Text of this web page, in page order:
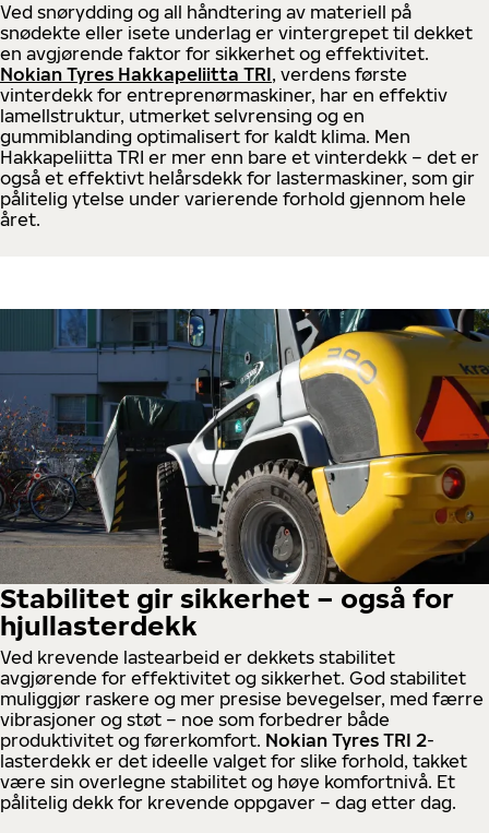
Ved snørydding og all håndtering av materiell på
snødekte eller isete underlag er vintergrepet til dekket
en avgjørende faktor for sikkerhet og effektivitet.
Nokian Tyres Hakkapeliitta TRI, verdens første
vinterdekk for entreprenørmaskiner, har en effektiv
lamellstruktur, utmerket selvrensing og en
gummiblanding optimalisert for kaldt klima. Men
Hakkapeliitta TRI er mer enn bare et vinterdekk – det er
også et effektivt helårsdekk for lastermaskiner, som gir
pålitelig ytelse under varierende forhold gjennom hele
året.
Stabilitet gir sikkerhet – også for
hjullasterdekk
Ved krevende lastearbeid er dekkets stabilitet
avgjørende for effektivitet og sikkerhet. God stabilitet
muliggjør raskere og mer presise bevegelser, med færre
vibrasjoner og støt – noe som forbedrer både
produktivitet og førerkomfort. Nokian Tyres TRI 2-
lasterdekk er det ideelle valget for slike forhold, takket
være sin overlegne stabilitet og høye komfortnivå. Et
pålitelig dekk for krevende oppgaver – dag etter dag.